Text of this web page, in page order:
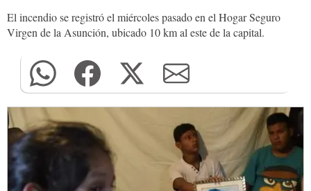
El incendio se registró el miércoles pasado en el Hogar Seguro
Virgen de la Asunción, ubicado 10 km al este de la capital.